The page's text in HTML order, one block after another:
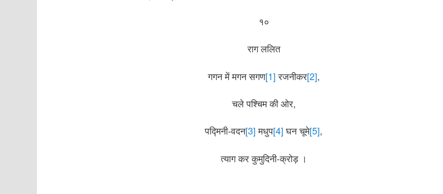
१०
राग ललित
गगन में मगन सगण[1]रजनीकर[2],
चले पश्चिम की ओर,
पद्मिनी-वदन[3]मधुप[4]घन चूमे[5],
त्याग कर कुमुदिनी-क्रोड़ ।